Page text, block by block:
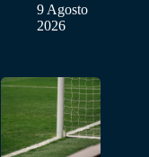
9 Agosto
2026